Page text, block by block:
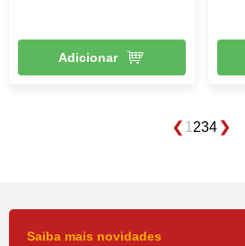
Adicionar
1 234
Saiba mais novidades